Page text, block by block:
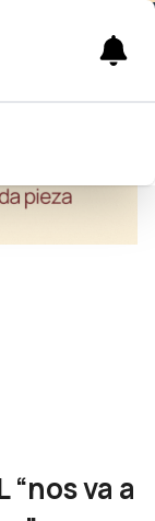
“nos va a